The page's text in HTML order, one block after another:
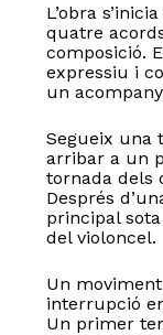
L’obra
quatre
composició.
expressiu i
un
Segueix una
arribar a un
tornada dels
Després
principal
del violoncel.
Un moviment
interrupció
Un primer